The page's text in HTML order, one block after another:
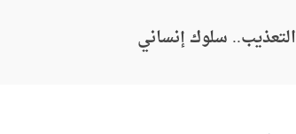
التعذيب.. سلوك إنساني